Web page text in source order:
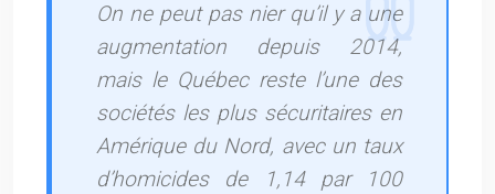
On ne peut pas nier qu’il y a une
augmentation depuis 2014,
mais le Québec reste l’une des
sociétés les plus sécuritaires en
Amérique du Nord, avec un taux
d’homicides de 1,14 par 100